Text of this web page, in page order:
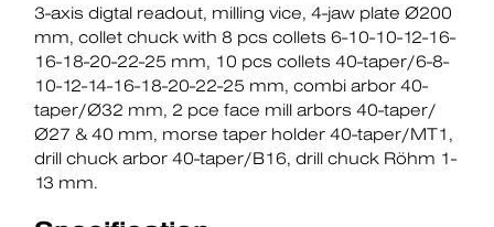
3-axis digtal readout milling vice 4-jaw plate Ø200
mm collet chuck with 8 pcs collets 6-10-10-12-16-
16-18-20-22-25 mm
10 pcs collets 40-taper/6-8-
10-12-14-16-18-20-22-25 mm combi arbor 40-
taper/Ø32 mm 2 pce face mill arbors 40-taper/
Ø27 & 40 mm morse taper holder 40-taper/MT1
drill chuck arbor 40-taper/B16 drill chuck Röhm 1-
13 mm.